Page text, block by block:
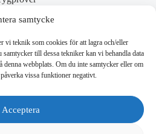
samtycke
vi teknik som cookies för att lagra och/eller
till dessa tekniker kan vi behandla data
denna webbplats. Om du inte samtycker eller om
vissa funktioner negativt.
Acceptera
länkar
villkor